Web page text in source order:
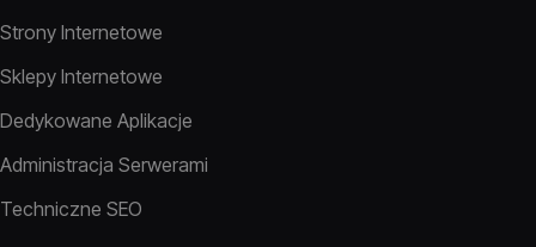
Strony Internetowe
Sklepy Internetowe
Dedykowane Aplikacje
Administracja Serwerami
Techniczne SEO